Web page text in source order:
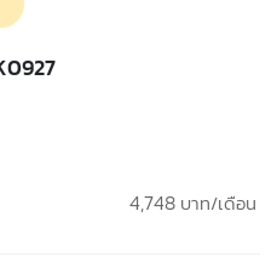
4,748 บาท/เดือน